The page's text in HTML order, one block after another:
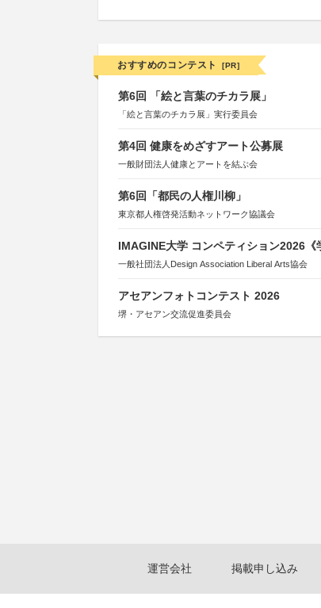
おすすめのコンテスト [PR]
第6回 「絵と言葉のチカラ展」
「絵と言葉のチカラ展」実行委員会
第4回 健康をめざすアート公募展
一般財団法人健康とアートを結ぶ会
第6回「都民の人権川柳」
東京都人権啓発活動ネットワーク協議会
IMAGINE大学 コンペティション2026《
一般社団法人Design Association Liberal Arts協会
アセアンフォトコンテスト 2026
堺・アセアン交流促進委員会
運営会社 掲載申し込み